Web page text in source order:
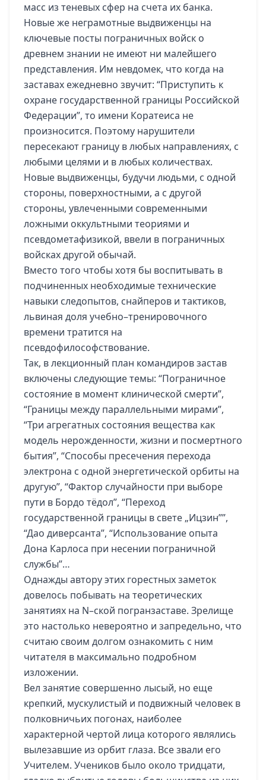
масс из теневых сфер на счета их банка.
Новые же неграмотные выдвиженцы на
ключевые посты пограничных войск о
древнем знании не имеют ни малейшего
представления. Им невдомек, что когда на
заставах ежедневно звучит: “Приступить к
охране государственной границы Российской
Федерации”, то имени Коратеиса не
произносится. Поэтому нарушители
пересекают границу в любых направлениях, с
любыми целями и в любых количествах.
Новые выдвиженцы, будучи людьми, с одной
стороны, поверхностными, а с другой
стороны, увлеченными современными
ложными оккультными теориями и
псевдометафизикой, ввели в пограничных
войсках другой обычай.
Вместо того чтобы хотя бы воспитывать в
подчиненных необходимые технические
навыки следопытов, снайперов и тактиков,
львиная доля учебно–тренировочного
времени тратится на
псевдофилософствование.
Так, в лекционный план командиров застав
включены следующие темы: “Пограничное
состояние в момент клинической смерти”,
“Границы между параллельными мирами”,
“Три агрегатных состояния вещества как
модель нерожденности, жизни и посмертного
бытия”, “Способы пресечения перехода
электрона с одной энергетической орбиты на
другую”, “Фактор случайности при выборе
пути в Бордо тёдол”, “Переход
государственной границы в свете „Ицзин””,
“Дао диверсанта”, “Использование опыта
Дона Карлоса при несении пограничной
службы”…
Однажды автору этих горестных заметок
довелось побывать на теоретических
занятиях на N–ской погранзаставе. Зрелище
это настолько невероятно и запредельно, что
считаю своим долгом ознакомить с ним
читателя в максимально подробном
изложении.
Вел занятие совершенно лысый, но еще
крепкий, мускулистый и подвижный человек в
полковничьих погонах, наиболее
характерной чертой лица которого являлись
вылезавшие из орбит глаза. Все звали его
Учителем. Учеников было около тридцати,